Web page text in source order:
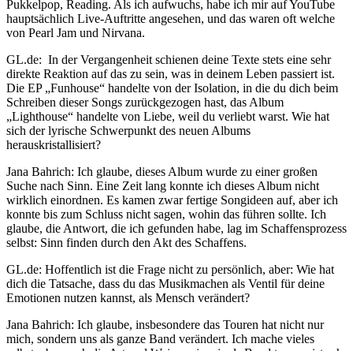
Pukkelpop, Reading. Als ich aufwuchs, habe ich mir auf YouTube
hauptsächlich Live-Auftritte angesehen, und das waren oft welche
von Pearl Jam und Nirvana.
GL.de: In der Vergangenheit schienen deine Texte stets eine sehr
direkte Reaktion auf das zu sein, was in deinem Leben passiert ist.
Die EP „Funhouse“ handelte von der Isolation, in die du dich beim
Schreiben dieser Songs zurückgezogen hast, das Album
„Lighthouse“ handelte von Liebe, weil du verliebt warst. Wie hat
sich der lyrische Schwerpunkt des neuen Albums
herauskristallisiert?
Jana Bahrich: Ich glaube, dieses Album wurde zu einer großen
Suche nach Sinn. Eine Zeit lang konnte ich dieses Album nicht
wirklich einordnen. Es kamen zwar fertige Songideen auf, aber ich
konnte bis zum Schluss nicht sagen, wohin das führen sollte. Ich
glaube, die Antwort, die ich gefunden habe, lag im Schaffensprozess
selbst: Sinn finden durch den Akt des Schaffens.
GL.de: Hoffentlich ist die Frage nicht zu persönlich, aber: Wie hat
dich die Tatsache, dass du das Musikmachen als Ventil für deine
Emotionen nutzen kannst, als Mensch verändert?
Jana Bahrich: Ich glaube, insbesondere das Touren hat nicht nur
mich, sondern uns als ganze Band verändert. Ich mache vieles